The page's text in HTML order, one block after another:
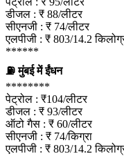
डीजल : ₹ 88/लीटर
सीएनजी : ₹ 74/लीटर
एलपीजी : ₹ 803/14.2
******
⛽ मुंबई में ईंधन
********
पेट्रोल : ₹104/लीटर
डीजल : ₹ 93/लीटर
ऑटो गैस : ₹ 60/लीटर
सीएनजी : ₹ 74/किग्रा
एलपीजी : ₹ 803/14.2